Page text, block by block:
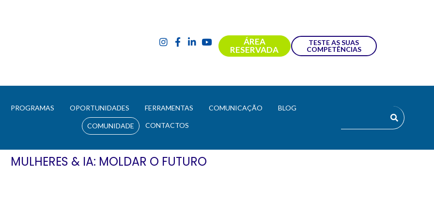
ÁREA
RESERVADA
TESTE AS SUAS
COMPETÊNCIAS
PROGRAMAS OPORTUNIDADES FERRAMENTAS COMUNICAÇÃO BLOG
COMUNIDADE CONTACTOS
MULHERES & IA: MOLDAR O FUTURO